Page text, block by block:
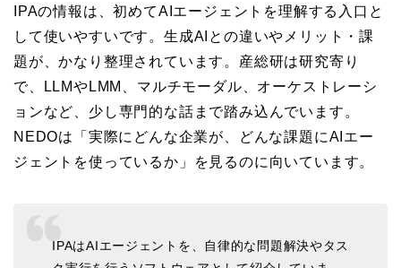
IPAの情報は、初めてAIエージェントを理解する入口と
して使いやすいです。生成AIとの違いやメリット・課
題が、かなり整理されています。産総研は研究寄り
で、LLMやLMM、マルチモーダル、オーケストレーシ
ョンなど、少し専門的な話まで踏み込んでいます。
NEDOは「実際にどんな企業が、どんな課題にAIエー
ジェントを使っているか」を見るのに向いています。
IPAはAIエージェントを、自律的な問題解決やタス